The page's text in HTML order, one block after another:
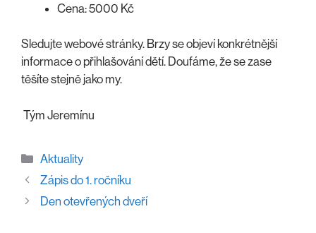
Cena: 5000 Kč
Sledujte webové stránky. Brzy se objeví konkrétnější
informace o přihlašování dětí. Doufáme, že se zase
těšíte stejně jako my.
Tým Jeremínu
Rubriky
Aktuality
Zápis do 1. ročníku
Den otevřených dveří